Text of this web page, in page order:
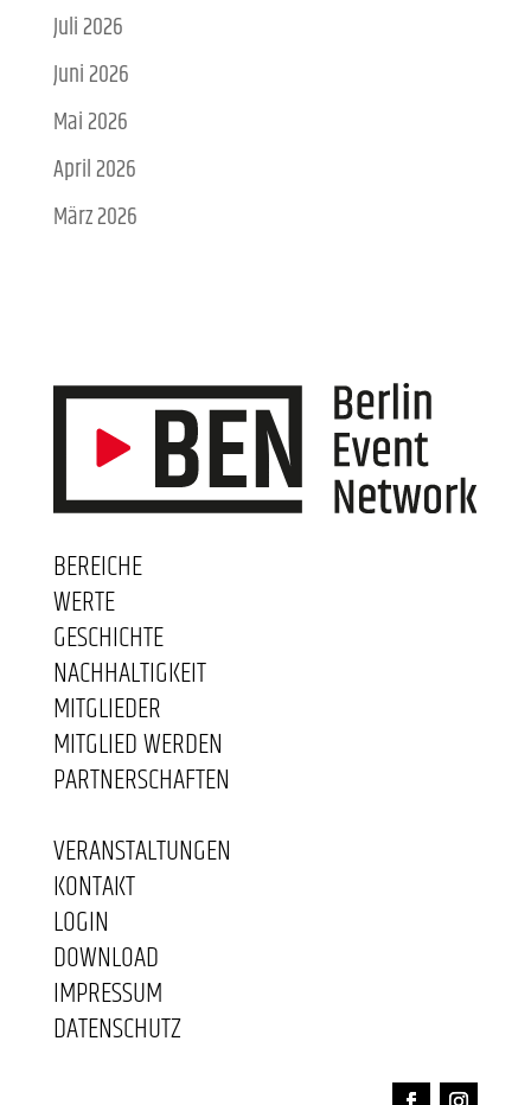
Juli 2026
Juni 2026
Mai 2026
April 2026
März 2026
BEREICHE
WERTE
GESCHICHTE
NACHHALTIGKEIT
MITGLIEDER
MITGLIED WERDEN
PARTNERSCHAFTEN
VERANSTALTUNGEN
KONTAKT
LOGIN
DOWNLOAD
IMPRESSUM
DATENSCHUTZ